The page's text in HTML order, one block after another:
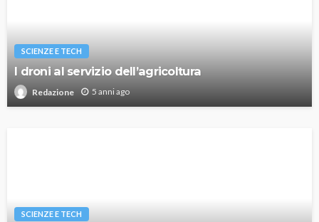
SCIENZE E TECH
I droni al servizio dell’agricoltura
Redazione 5 anni ago
SCIENZE E TECH